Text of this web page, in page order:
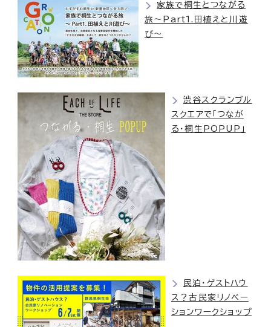
家族で桐生とつながる
旅〜Part1.田植えと川遊
び〜
渋谷スクランブル
スクエアで「つなが
る・桐生POPUP」
民泊・ゲストハウ
ス？古民家リノベー
ションワークショップ